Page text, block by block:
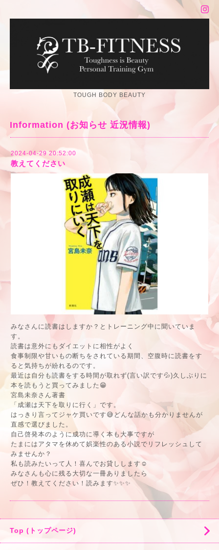
TOUGH BODY BEAUTY
Information (お知らせ 近況情報)
2024-04-29 20:52:00
教えてください
みなさんに読書はしますか？とトレーニング中に聞いていま
す。
読書は意外にもダイエットに相性がよく
食事制限や甘いもの断ちをされている期間、空腹時に読書をす
ると気持ちが紛れるのです。
最近は自分も読書をする時間が取れず(言い訳です💦)久しぶりに
本を読もうと買ってみました😁
宮島未奈さん著書
「成瀬は天下を取りに行く」です。
はっきり言ってジャケ買いです😅どんな話かも分かりませんが
直感で選びました。
自己啓発本のように成功に導く本も大事ですが
たまにはアタマを休めて娯楽性のある小説でリフレッシュして
みませんか？
私も読みたいって人！喜んでお貸しします☺️
みなさんも心に残る大切な一冊ありましたら
ぜひ！教えてください！読みます✨✨✨
Top (トップページ)